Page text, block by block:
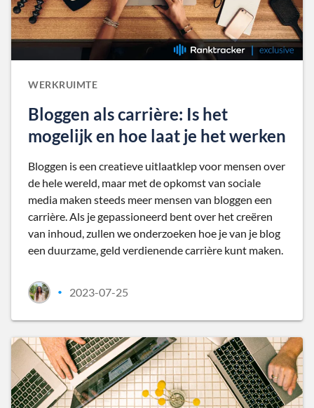
WERKRUIMTE
Bloggen als carrière: Is het
mogelijk en hoe laat je het werken
Bloggen is een creatieve uitlaatklep voor mensen over
de hele wereld, maar met de opkomst van sociale
media maken steeds meer mensen van bloggen een
carrière. Als je gepassioneerd bent over het creëren
van inhoud, zullen we onderzoeken hoe je van je blog
een duurzame, geld verdienende carrière kunt maken.
• 2023-07-25